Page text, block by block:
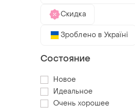
Скидка
Зроблено в Україні
Состояние
Новое
Идеальное
Очень хорошее